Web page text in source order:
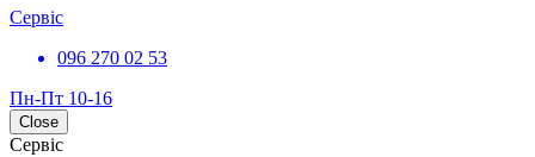
Сервіс
096 270 02 53
Пн-Пт 10-16
Close
Сервіс